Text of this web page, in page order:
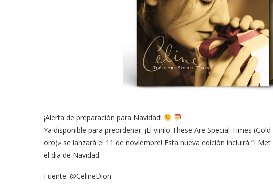
¡Alerta de preparación para Navidad!
Ya disponible para preordenar: ¡El vinilo These Are Special Times
oro)» se lanzará el 11 de noviembre! Esta nueva edición incluirá “I
el dia de Navidad.
Fuente: @CelineDion